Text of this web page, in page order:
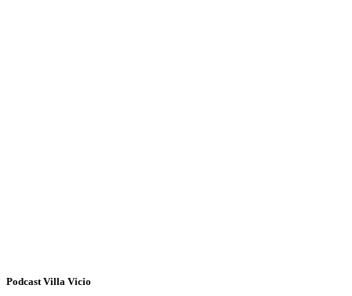
Podcast Villa Vicio